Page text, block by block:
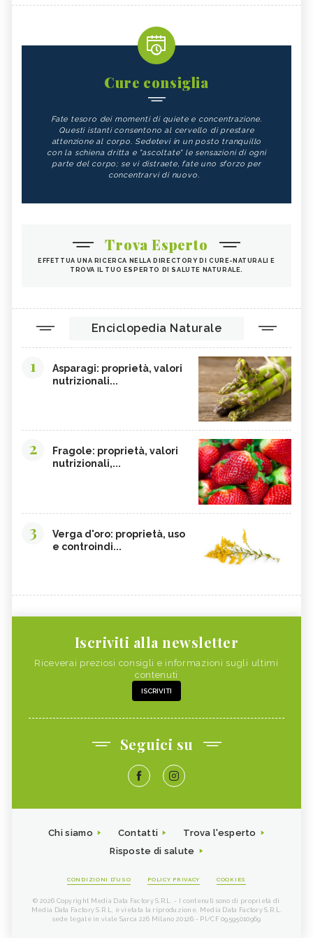
Cure consiglia
Fate tesoro dei momenti di quiete e concentrazione.
Questi istanti consentono al cervello di prestare
attenzione al corpo. Sedetevi in un posto tranquillo
con la schiena dritta e "ascoltate" le sensazioni di ogni
parte del corpo; se vi distraete, fate uno sforzo per
concentrarvi di nuovo.
Trova Esperto
EFFETTUA UNA RICERCA NELLA DIRECTORY DI CURE-NATURALI E
TROVA IL TUO ESPERTO DI SALUTE NATURALE.
Enciclopedia Naturale
1
Asparagi: proprietà, valori
nutrizionali...
2
Fragole: proprietà, valori
nutrizionali,...
3
Verga d'oro: proprietà, uso
e controindi...
Iscriviti alla newsletter
Riceverai preziosi consigli e informazioni sugli ultimi
contenuti
ISCRIVITI
Seguici su
Chi siamo Contatti
Trova l'esperto
Risposte di salute
CONDIZIONI D'USO POLICY PRIVACY COOKIES
© 2026 Copyright Media Data Factory S.R.L. - I contenuti sono di proprietà di
Media Data Factory S.R.L, è vietata la riproduzione. Media Data Factory S.R.L.
sede legale in viale Sarca 226 Milano 20126 - PI/CF 09595010969